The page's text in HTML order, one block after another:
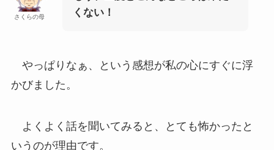
さくらの母
くない！
やっぱりなぁ、という感想が私の心にすぐに浮
かびました。
よくよく話を聞いてみると、とても怖かったと
いうのが理由です。